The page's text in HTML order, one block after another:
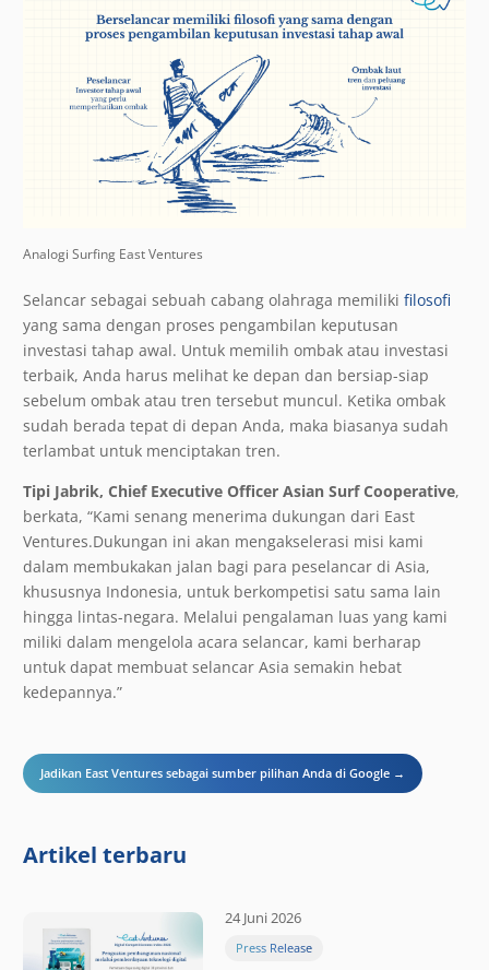
Analogi Surfing East Ventures
Selancar sebagai sebuah cabang olahraga memiliki filosofi
yang sama dengan proses pengambilan keputusan
investasi tahap awal. Untuk memilih ombak atau investasi
terbaik, Anda harus melihat ke depan dan bersiap-siap
sebelum ombak atau tren tersebut muncul. Ketika ombak
sudah berada tepat di depan Anda, maka biasanya sudah
terlambat untuk menciptakan tren.
Tipi Jabrik, Chief Executive Officer Asian Surf Cooperative,
berkata, “Kami senang menerima dukungan dari East
Ventures.Dukungan ini akan mengakselerasi misi kami
dalam membukakan jalan bagi para peselancar di Asia,
khususnya Indonesia, untuk berkompetisi satu sama lain
hingga lintas-negara. Melalui pengalaman luas yang kami
miliki dalam mengelola acara selancar, kami berharap
untuk dapat membuat selancar Asia semakin hebat
kedepannya.”
Jadikan East Ventures sebagai sumber pilihan Anda di Google →
Artikel terbaru
24 Juni 2026
Press Release